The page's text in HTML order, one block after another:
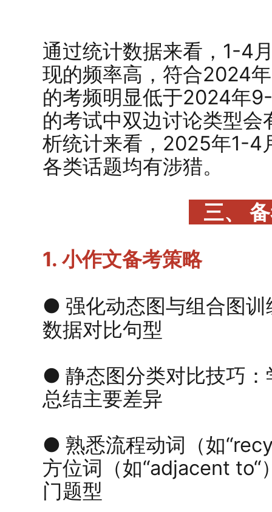
通过统计数据来看，1-4
现的频率高，符合2024
的考频明显低于2024年
的考试中双边讨论类型
析统计来看，2025年1-4
各类话题均有涉猎。
三、
1. 小作文备考策略
● 强化动态图与组合图
数据对比句型
● 静态图分类对比技巧
总结主要差异
● 熟悉流程动词（如
方位词（如“adjacent
门题型